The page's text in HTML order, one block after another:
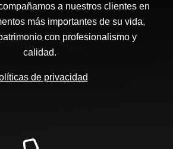
a nuestros clientes en
más importantes de su vida,
con profesionalismo y
calidad.
de privacidad